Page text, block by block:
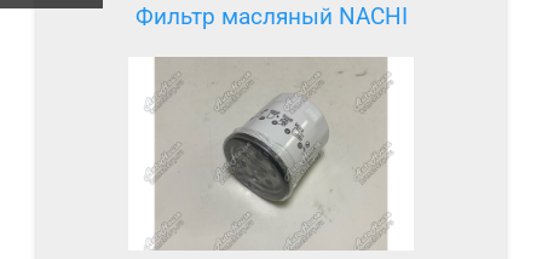
Фильтр масляный NACHI